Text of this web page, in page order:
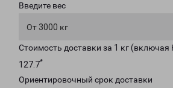
Введите вес
От 3000 кг
Стоимость доставки за 1 кг
127.7*
Ориентировочный срок доставки